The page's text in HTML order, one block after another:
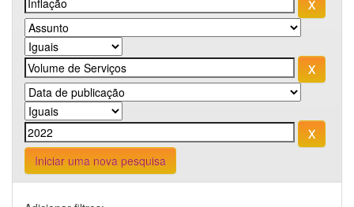
Iniciar uma nova pesquisa